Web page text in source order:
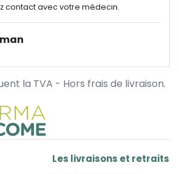
contact avec votre médecin.
la TVA - Hors frais de livraison.
Les livraisons et retraits